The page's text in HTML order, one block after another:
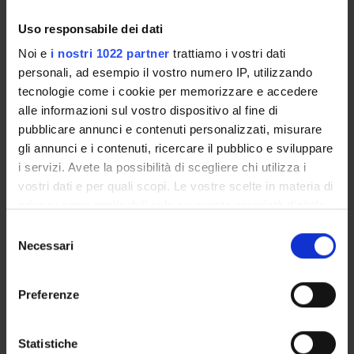
Uso responsabile dei dati
Noi e i nostri 1022 partner trattiamo i vostri dati
personali, ad esempio il vostro numero IP, utilizzando
tecnologie come i cookie per memorizzare e accedere
alle informazioni sul vostro dispositivo al fine di
pubblicare annunci e contenuti personalizzati, misurare
gli annunci e i contenuti, ricercare il pubblico e sviluppare
i servizi. Avete la possibilità di scegliere chi utilizza i
vostri dati e per quali scopi. Le vostre scelte in materia di
modificare o revocare il proprio consenso in qualsiasi
momento dalla Dichiarazione sui cookie o facendo clic
raccogliere informazioni sulla tua posizione
delNecessari
Preferenze
Statistiche
distractor suppression impact on attentional
processing in the long term. To this aim we will employ
experimental paradigms tapping atentional inhibition of
salient distractors and its lasting efects on atentional and
oculomotor performance in healthy human
observers. Understanding stimulus-specifc adaptive
properties of atentional suppression will provide
important input not only for basic atention neuroscience,
but also for many translational felds of research.
Chiara Della Libera